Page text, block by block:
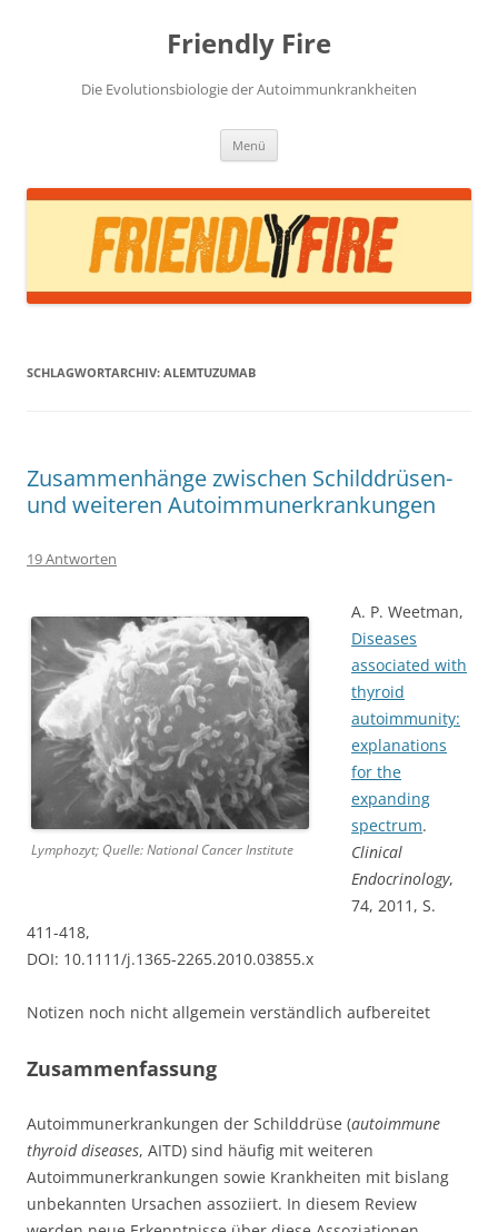
Friendly Fire
Die Evolutionsbiologie der Autoimmunkrankheiten
Menü
SCHLAGWORTARCHIV: ALEMTUZUMAB
Zusammenhänge zwischen Schilddrüsen-
und weiteren Autoimmunerkrankungen
19 Antworten
Lymphozyt; Quelle: National Cancer Institute
A. P. Weetman,
Diseases
associated with
thyroid
autoimmunity:
explanations
for the
expanding
spectrum.
Clinical
Endocrinology,
74, 2011, S.
411-418,
DOI: 10.1111/j.1365-2265.2010.03855.x
Notizen noch nicht allgemein verständlich aufbereitet
Zusammenfassung
Autoimmunerkrankungen der Schilddrüse (autoimmune
thyroid diseases, AITD) sind häufig mit weiteren
Autoimmunerkrankungen sowie Krankheiten mit bislang
unbekannten Ursachen assoziiert. In diesem Review